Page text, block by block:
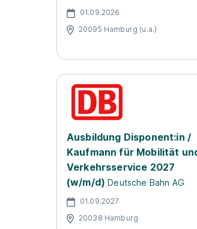
01.09.2026
20095 Hamburg (u.a.)
Ausbildung Disponent:in /
Kaufmann für Mobilität
Verkehrsservice 2027
(w/m/d) Deutsche Bahn AG
01.09.2027
20038 Hamburg